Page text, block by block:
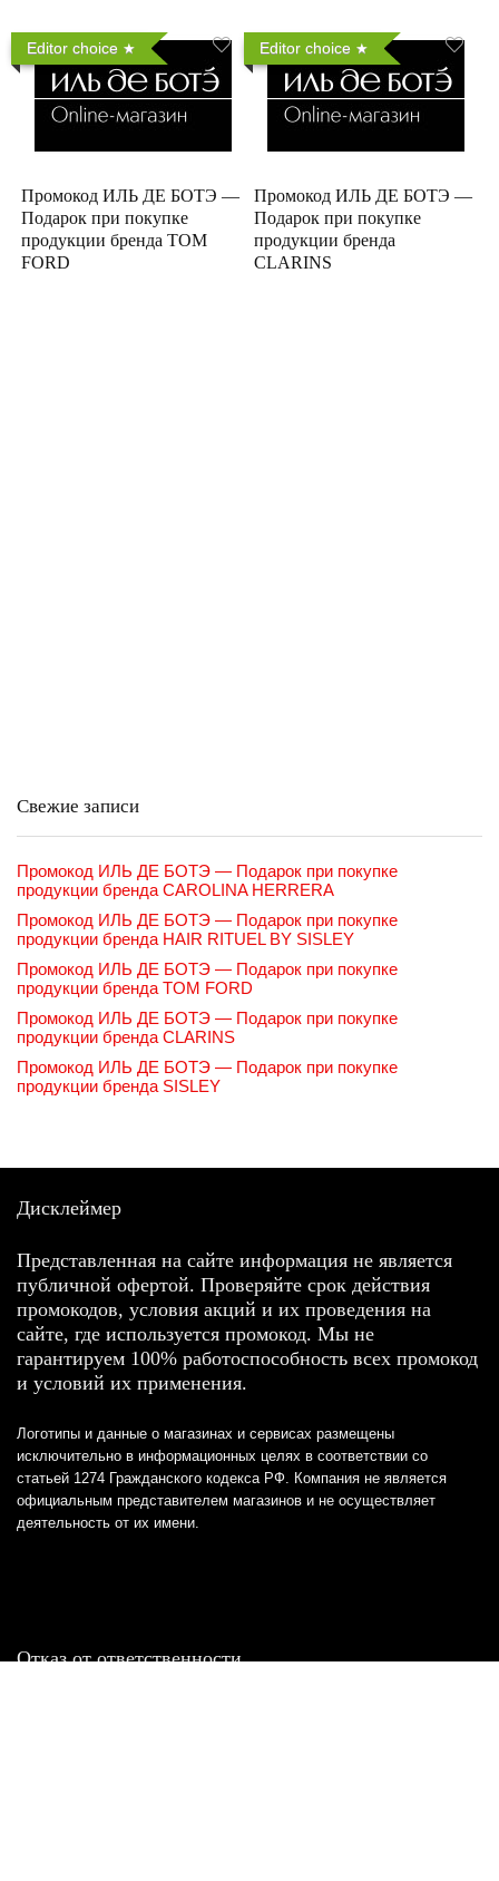
Editor choice
Промокод ИЛЬ ДЕ БОТЭ —
Подарок при покупке
продукции бренда TOM
FORD
Editor choice
Промокод ИЛЬ ДЕ БОТЭ —
Подарок при покупке
продукции бренда
CLARINS
Свежие записи
Промокод ИЛЬ ДЕ БОТЭ — Подарок при покупке
продукции бренда CAROLINA HERRERA
Промокод ИЛЬ ДЕ БОТЭ — Подарок при покупке
продукции бренда HAIR RITUEL BY SISLEY
Промокод ИЛЬ ДЕ БОТЭ — Подарок при покупке
продукции бренда TOM FORD
Промокод ИЛЬ ДЕ БОТЭ — Подарок при покупке
продукции бренда CLARINS
Промокод ИЛЬ ДЕ БОТЭ — Подарок при покупке
продукции бренда SISLEY
Дисклеймер
Представленная на сайте информация не является
публичной офертой. Проверяйте срок действия
промокодов, условия акций и их проведения на
сайте, где используется промокод. Мы не
гарантируем 100% работоспособность всех промокод
и условий их применения.
Логотипы и данные о магазинах и сервисах размещены
исключительно в информационных целях в соответствии со
статьей 1274 Гражданского кодекса РФ. Компания не является
официальным представителем магазинов и не осуществляет
деятельность от их имени.
Отказ от ответственности